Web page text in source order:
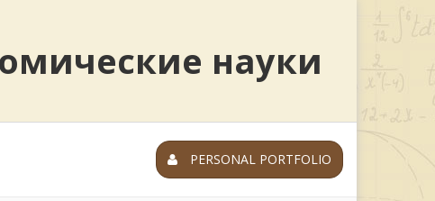
науки
PERSONAL PORTFOLIO